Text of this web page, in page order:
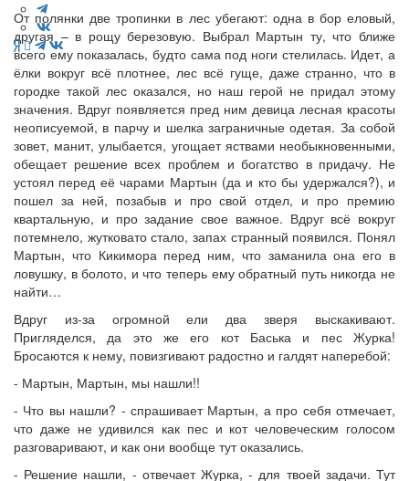
От полянки две тропинки в лес убегают: одна в бор еловый,
другая – в рощу березовую. Выбрал Мартын ту, что ближе
всего ему показалась, будто сама под ноги стелилась. Идет, а
ёлки вокруг всё плотнее, лес всё гуще, даже странно, что в
городке такой лес оказался, но наш герой не придал этому
значения. Вдруг появляется пред ним девица лесная красоты
неописуемой, в парчу и шелка заграничные одетая. За собой
зовет, манит, улыбается, угощает яствами необыкновенными,
обещает решение всех проблем и богатство в придачу. Не
устоял перед её чарами Мартын (да и кто бы удержался?), и
пошел за ней, позабыв и про свой отдел, и про премию
квартальную, и про задание свое важное. Вдруг всё вокруг
потемнело, жутковато стало, запах странный появился. Понял
Мартын, что Кикимора перед ним, что заманила она его в
ловушку, в болото, и что теперь ему обратный путь никогда не
найти…
Вдруг из-за огромной ели два зверя выскакивают.
Пригляделся, да это же его кот Баська и пес Журка!
Бросаются к нему, повизгивают радостно и галдят наперебой:
- Мартын, Мартын, мы нашли!!
- Что вы нашли? - спрашивает Мартын, а про себя отмечает,
что даже не удивился как пес и кот человеческим голосом
разговаривают, и как они вообще тут оказались.
- Решение нашли, - отвечает Журка, - для твоей задачи. Тут